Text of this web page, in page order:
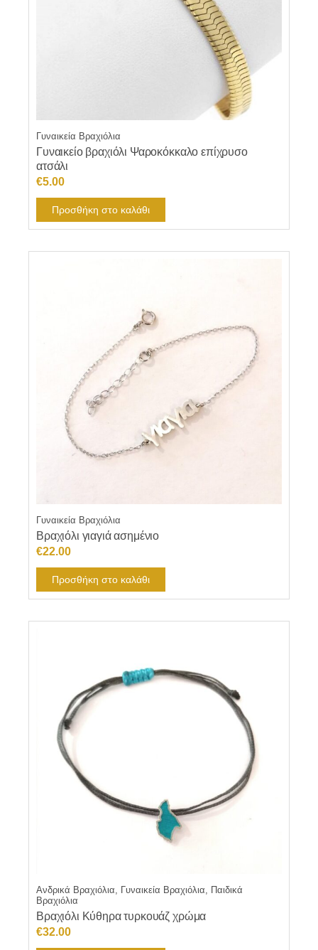
Γυναικεία Βραχιόλια
Γυναικείο βραχιόλι Ψαροκόκκαλο επίχρυσο
ατσάλι
€5.00
Προσθήκη στο καλάθι
Γυναικεία Βραχιόλια
Βραχιόλι γιαγιά ασημένιο
€22.00
Προσθήκη στο καλάθι
Ανδρικά Βραχιόλια, Γυναικεία Βραχιόλια, Παιδικά
Βραχιόλια
Βραχιόλι Κύθηρα τυρκουάζ χρώμα
€32.00